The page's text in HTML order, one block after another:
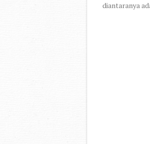
diantaranya